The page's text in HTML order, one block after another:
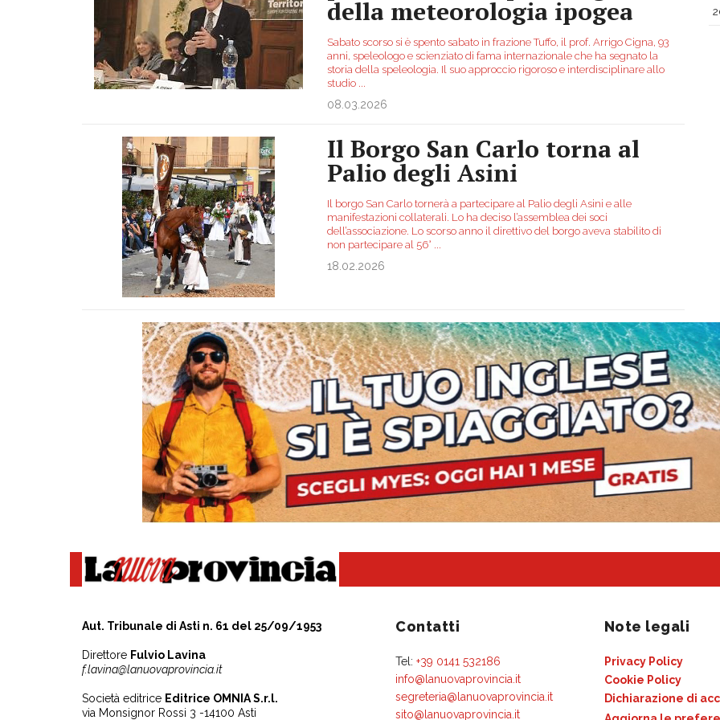
della meteorologia ipogea
Sabato scorso si è spento sabato in frazione Tuffo, il prof. Arrigo Cigna, 93
anni, speleologo e scienziato di fama internazionale che ha segnato la
storia della speleologia. Il suo approccio rigoroso e interdisciplinare allo
studio
08.03.2026
Il Borgo San Carlo torna al
Palio degli Asini
Il borgo San Carlo tornerà a partecipare al Palio degli Asini e alle
manifestazioni collaterali. Lo ha deciso l’assemblea dei soci
dell’associazione. Lo scorso anno il direttivo del borgo aveva stabilito di
non partecipare al 56°
18.02.2026
Aut. Tribunale di Asti n. 61 del 25/09/1953
Direttore Fulvio Lavina
f.lavina@lanuovaprovincia.it
Società editrice Editrice OMNIA S.r.l.
via Monsignor Rossi 3 -14100 Asti
Contatti
Tel: +39 0141 532186
info@lanuovaprovincia.it
segreteria@lanuovaprovincia.it
sito@lanuovaprovincia.it
Note legali
Privacy Policy
Cookie Policy
Dichiarazione di